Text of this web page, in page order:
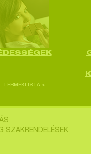
TERMÉKLISTA >
SZAKRENDELÉSEK